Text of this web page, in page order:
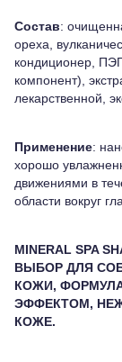
Состав:
ореха,
кондиционер,
компонент),
лекарственной,
Применение:
хорошо
движениями в
области вокруг
MINERAL SPA
ВЫБОР ДЛЯ
КОЖИ,
ЭФФЕКТОМ,
КОЖЕ.